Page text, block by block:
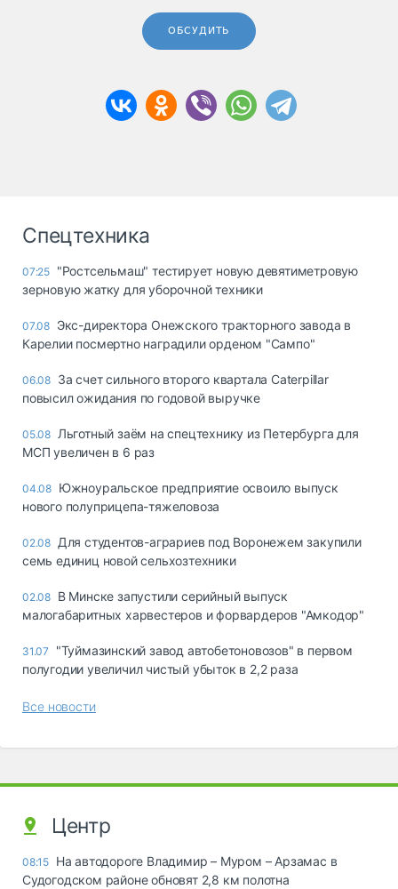
ОБСУДИТЬ
Спецтехника
07:25 "Ростсельмаш" тестирует новую девятиметровую
зерновую жатку для уборочной техники
07.08 Экс-директора Онежского тракторного завода в
Карелии посмертно наградили орденом "Сампо"
06.08 За счет сильного второго квартала Caterpillar
повысил ожидания по годовой выручке
05.08 Льготный заём на спецтехнику из Петербурга для
МСП увеличен в 6 раз
04.08 Южноуральское предприятие освоило выпуск
нового полуприцепа-тяжеловоза
02.08 Для студентов-аграриев под Воронежем закупили
семь единиц новой сельхозтехники
02.08 В Минске запустили серийный выпуск
малогабаритных харвестеров и форвардеров "Амкодор"
31.07
"Туймазинский завод автобетоновозов" в первом
полугодии увеличил чистый убыток в 2,2 раза
Все новости
Центр
08:15 На автодороге Владимир – Муром – Арзамас в
Судогодском районе обновят 2,8 км полотна